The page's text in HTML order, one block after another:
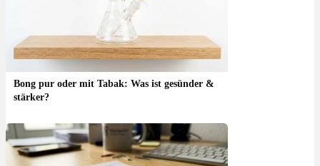
Bong pur oder mit Tabak: Was ist gesünder &
stärker?